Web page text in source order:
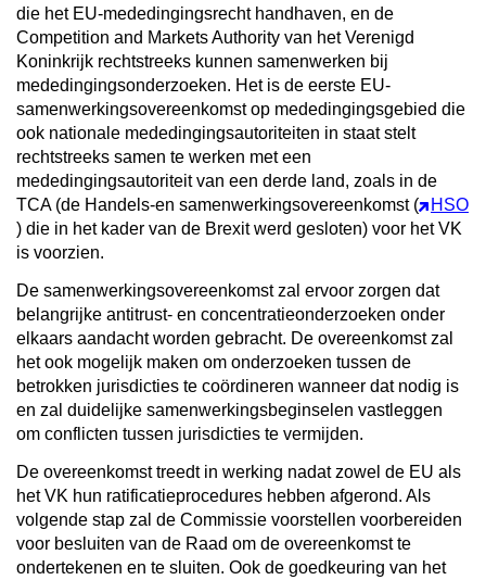
die het EU-mededingingsrecht handhaven, en de
Competition and Markets Authority van het Verenigd
Koninkrijk rechtstreeks kunnen samenwerken bij
mededingingsonderzoeken. Het is de eerste EU-
samenwerkingsovereenkomst op mededingingsgebied die
ook nationale mededingingsautoriteiten in staat stelt
rechtstreeks samen te werken met een
mededingingsautoriteit van een derde land, zoals in de
TCA (de Handels-en samenwerkingsovereenkomst (
HSO
) die in het kader van de Brexit werd gesloten) voor het VK
is voorzien.
De samenwerkingsovereenkomst zal ervoor zorgen dat
belangrijke antitrust- en concentratieonderzoeken onder
elkaars aandacht worden gebracht. De overeenkomst zal
het ook mogelijk maken om onderzoeken tussen de
betrokken jurisdicties te coördineren wanneer dat nodig is
en zal duidelijke samenwerkingsbeginselen vastleggen
om conflicten tussen jurisdicties te vermijden.
De overeenkomst treedt in werking nadat zowel de EU als
het VK hun ratificatieprocedures hebben afgerond. Als
volgende stap zal de Commissie voorstellen voorbereiden
voor besluiten van de Raad om de overeenkomst te
ondertekenen en te sluiten. Ook de goedkeuring van het